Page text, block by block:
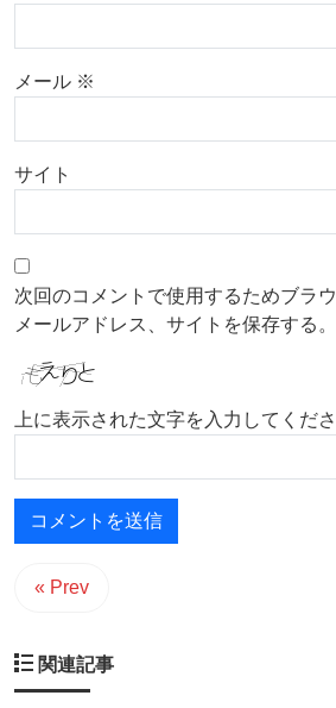
メール ※
サイト
次回のコメントで使用するためブラ
メールアドレス、サイトを保存する。
上に表示された文字を入力してくださ
« Prev
関連記事